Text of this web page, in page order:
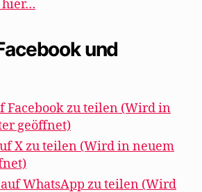
hier…
und
Facebook zu teilen (Wird in
geöffnet)
X zu teilen (Wird in neuem
WhatsApp zu teilen (Wird